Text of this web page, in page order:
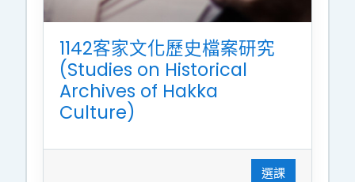
1142客家文化歷史檔案研究
(Studies on Historical
Archives of Hakka
Culture)
選課